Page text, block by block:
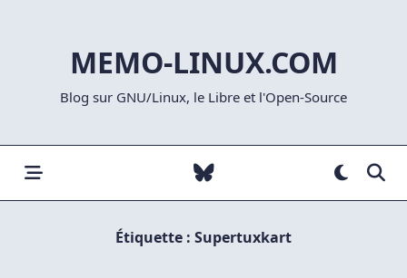
MEMO-LINUX.COM
Blog sur GNU/Linux, le Libre et l'Open-Source
Étiquette : Supertuxkart